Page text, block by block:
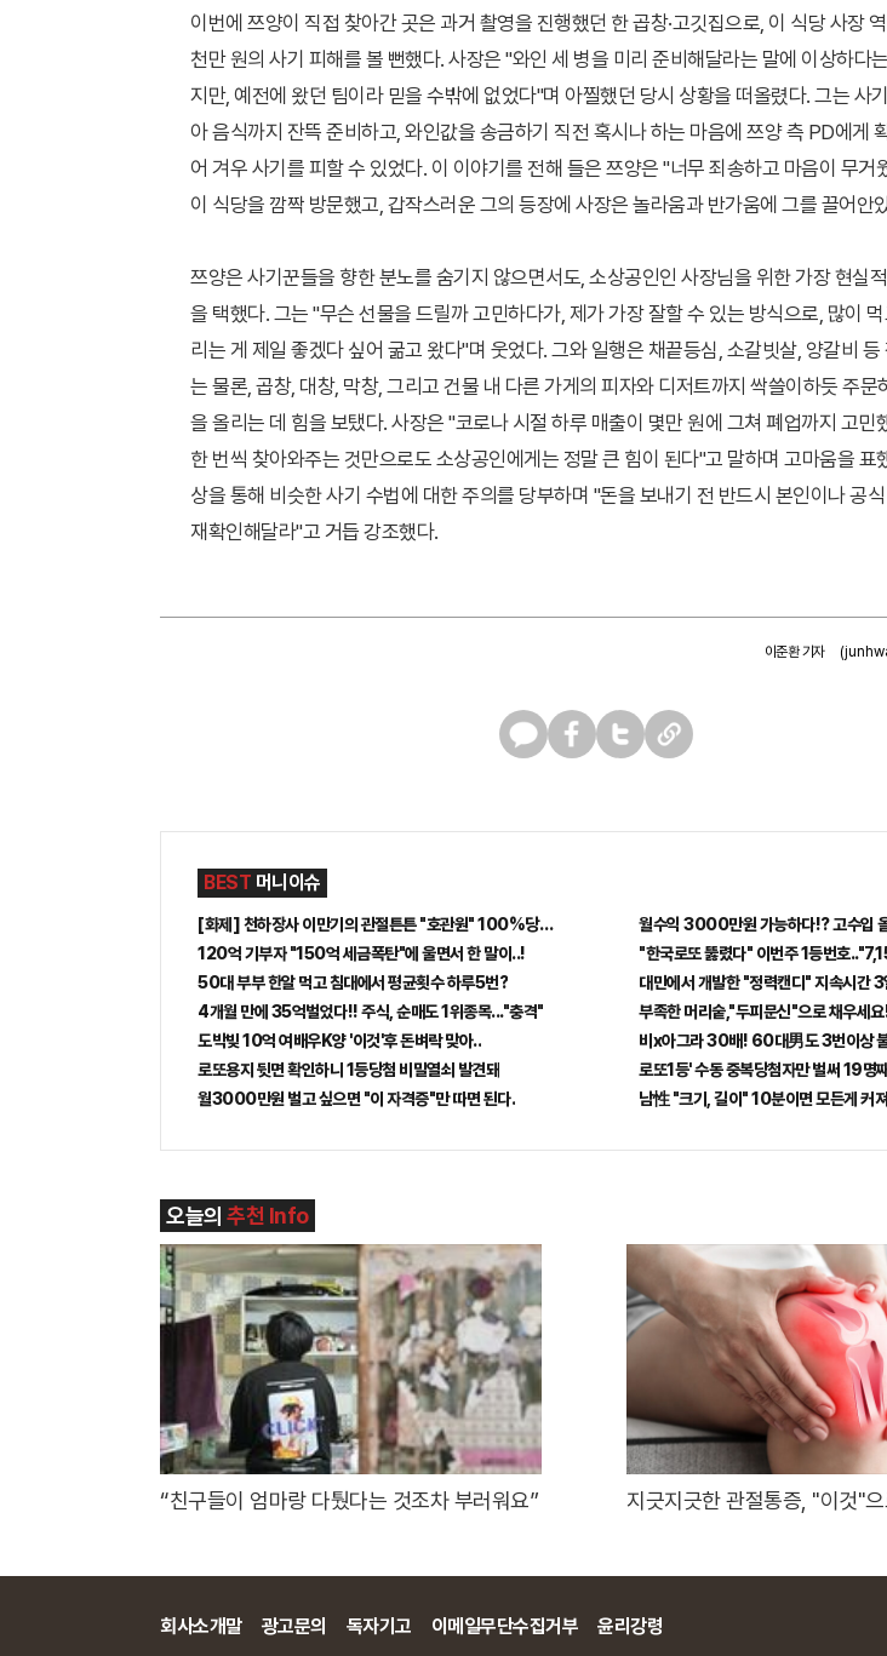
이번에 쯔양이 직접 찾아간 곳은 과거 촬영을 진행했던 한 곱창·고깃집으로, 이 식당 사장
천만 원의 사기 피해를 볼 뻔했다. 사장은 "와인 세 병을 미리 준비해달라는 말에 이상하다
지만, 예전에 왔던 팀이라 믿을 수밖에 없었다"며 아찔했던 당시 상황을 떠올렸다. 그는 사
아 음식까지 잔뜩 준비하고, 와인값을 송금하기 직전 혹시나 하는 마음에 쯔양 측 PD에게
어 겨우 사기를 피할 수 있었다. 이 이야기를 전해 들은 쯔양은 "너무 죄송하고 마음이 무거
이 식당을 깜짝 방문했고, 갑작스러운 그의 등장에 사장은 놀라움과 반가움에 그를 끌어안
쯔양은 사기꾼들을 향한 분노를 숨기지 않으면서도, 소상공인인 사장님을 위한 가장 현실
을 택했다. 그는 "무슨 선물을 드릴까 고민하다가, 제가 가장 잘할 수 있는 방식으로, 많이
리는 게 제일 좋겠다 싶어 굶고 왔다"며 웃었다. 그와 일행은 채끝등심, 소갈빗살, 양갈비 등
는 물론, 곱창, 대창, 막창, 그리고 건물 내 다른 가게의 피자와 디저트까지 싹쓸이하듯 주문
을 올리는 데 힘을 보탰다. 사장은 "코로나 시절 하루 매출이 몇만 원에 그쳐 폐업까지 고민
한 번씩 찾아와주는 것만으로도 소상공인에게는 정말 큰 힘이 된다"고 말하며 고마움을 표
상을 통해 비슷한 사기 수법에 대한 주의를 당부하며 "돈을 보내기 전 반드시 본인이나 공
재확인해달라"고 거듭 강조했다.
이준환 기자
BEST 머니이슈
[화제] 천하장사 이만기의 관절튼튼 "호관원" 100%당첨 혜택 난리나!!
120억 기부자 "150억 세금폭탄"에 울면서 한 말이..!
50대 부부 한알 먹고 침대에서 평균횟수 하루5번?
4개월 만에 35억벌었다!! 주식, 순매도 1위종목..."충격"
도박빚 10억 여배우K양 '이것'후 돈벼락 맞아..
로또용지 뒷면 확인하니 1등당첨 비밀열쇠 발견돼
월3000만원 벌고 싶으면 "이 자격증"만 따면 된다.
월수익 3000만원 가능하다!? 고수입
"한국로또 뚫렸다" 이번주 1등번호
대만에서 개발한 "정력캔디" 지속시간
부족한 머리숱,"두피문신"으로 채우세
비x아그라 30배! 60대男도 3번이상
로또1등' 수동 중복당첨자만 벌써 19명
남性 "크기, 길이" 10분이면 모든게 커
오늘의 추천 Info
“친구들이 엄마랑 다퉜다는 것조차 부러워요”
지긋지긋한 관절통증, "이것"
회사소개말 광고문의 독자기고 이메일무단수집거부 윤리강령